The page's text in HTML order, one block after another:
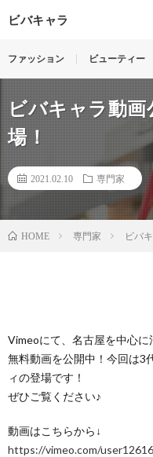
ビバキャラ
ファッション ビューティー
ビバキャラ動
場！
2021.02.10 専門家
HOME 専門家 ビバ
Vimeoにて、名古屋を中心
無料動画を公開中！今回は3
ィの登場です！
ぜひご覧ください♪
動画はこちらから↓
https://vimeo.com/